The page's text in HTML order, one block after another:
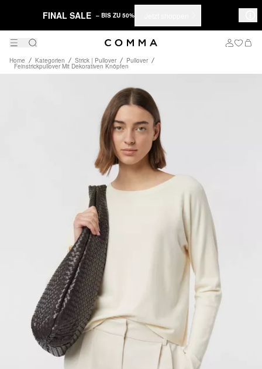
FINAL SALE – BIS ZU 50%
Home Kategorien Strick | Pullover Pullover
Feinstrickpullover Mit Dekorativen Knöpfen